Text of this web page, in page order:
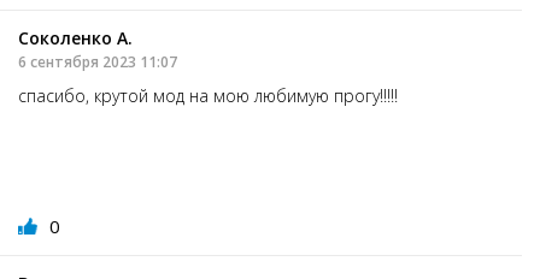
Соколенко А.
6 сентября 2023 11:07
спасибо, крутой мод на мою любимую прогу!!!!!
0